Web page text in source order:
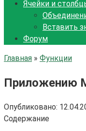
Ячейки и
Вставить
Форум
Главная » Функции
Приложению
Опубликовано:
Содержание